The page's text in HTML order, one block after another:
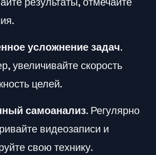
усложнение задач.
увеличивайте скорость
целей.
самоанализ. Регулярно
видеозаписи и
свою технику.